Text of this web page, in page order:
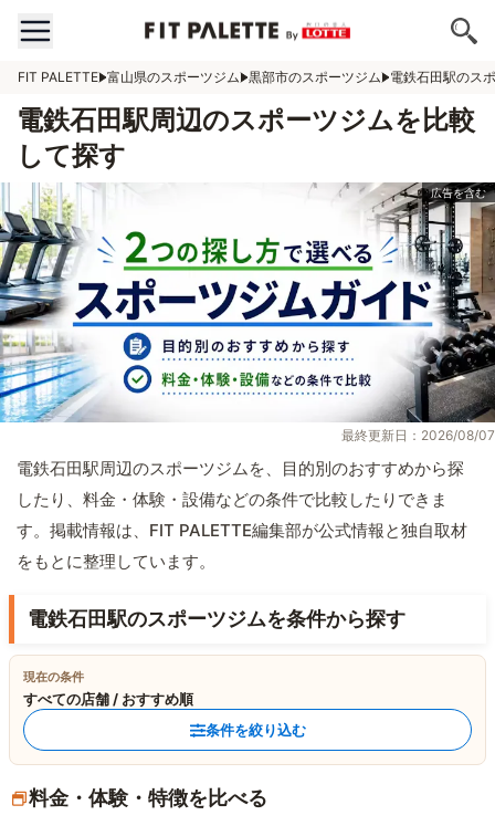
FIT PALETTE 富山県のスポーツジム 黒部市のスポーツジム 電鉄石田駅のス
電鉄石田駅周辺のスポーツジムを比較
して探す
最終更新日：2026/08/07
電鉄石田駅周辺のスポーツジムを、目的別のおすすめから探
したり、料金・体験・設備などの条件で比較したりできま
す。掲載情報は、FIT PALETTE編集部が公式情報と独自取材
をもとに整理しています。
電鉄石田駅のスポーツジムを条件から探す
現在の条件
すべての店舗 / おすすめ順
条件を絞り込む
料金・体験・特徴を比べる